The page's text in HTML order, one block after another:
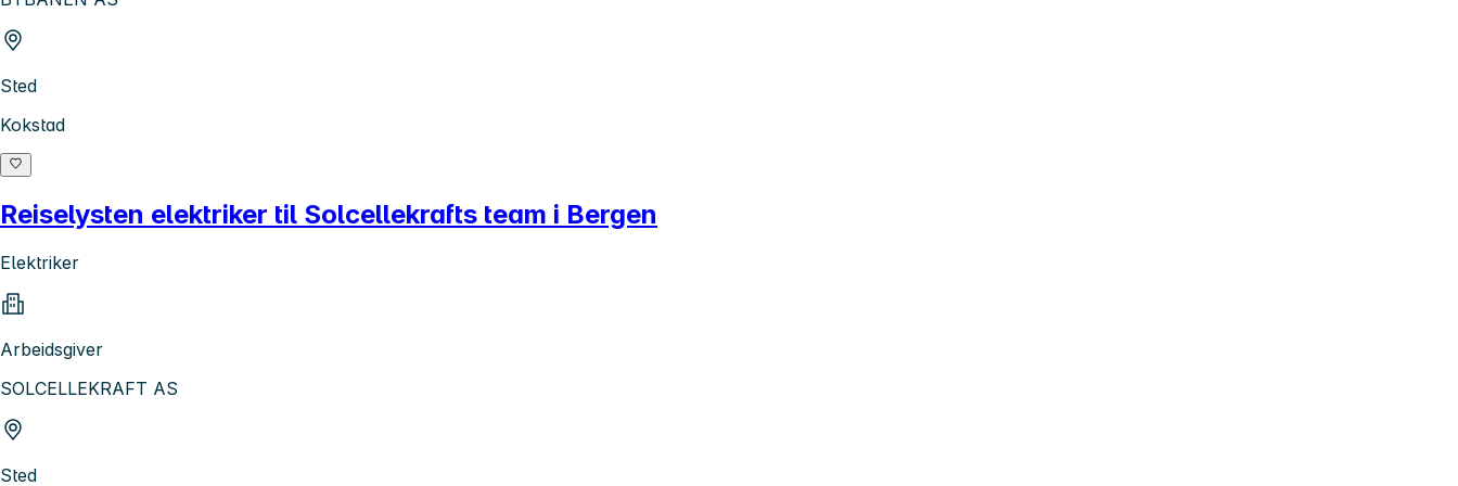
Sted
Kokstad
Reiselysten elektriker til Solcellekrafts team i Bergen
Elektriker
Arbeidsgiver
SOLCELLEKRAFT AS
Sted